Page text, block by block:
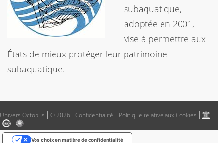
subaquatique,
adoptée en 2001,
vise à permettre aux
États de mieux protéger leur patrimoine
subaquatique.
Univers Octopus © 2026 Confidentialité Politique relative aux Cookies
Vos choix en matière de confidentialité